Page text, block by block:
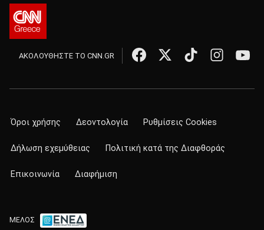
ΑΚΟΛΟΥΘΗΣΤΕ ΤΟ CNN.GR
Όροι χρήσης Δεοντολογία Ρυθμίσεις Cookies
Δήλωση εχεμύθειας Πολιτική κατά της Διαφθοράς
Επικοινωνία Διαφήμιση
ΜΕΛΟΣ